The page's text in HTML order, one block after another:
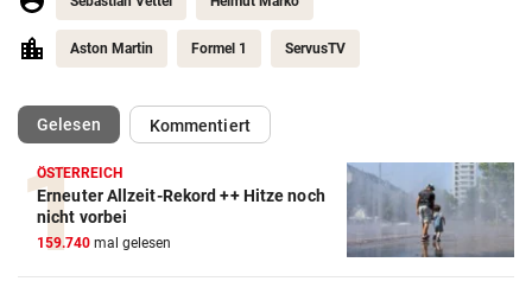
Aston Martin Formel 1 ServusTV
Gelesen(ausgewählt)Kommentiert
ÖSTERREICH
Erneuter Allzeit-Rekord ++ Hitze noch
nicht vorbei
159.740 mal gelesen
Action-Cam Vergleich
ZUM VERGLEICH